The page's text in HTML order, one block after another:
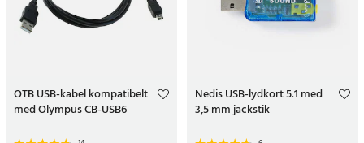
OTB USB-kabel kompatibelt
med Olympus CB-USB6
Nedis USB-lydkort 5.1 med
3,5 mm jackstik